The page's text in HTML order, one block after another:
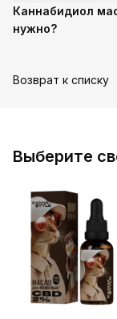
Каннабидиол
нужно?
Возврат к списку
Выберите